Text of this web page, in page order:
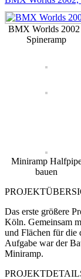
BMX Worlds
Spineramp
Miniramp
bauen
Das erste größere
Köln. Gemeinsam
und Flächen für die
Aufgabe war der
Miniramp.